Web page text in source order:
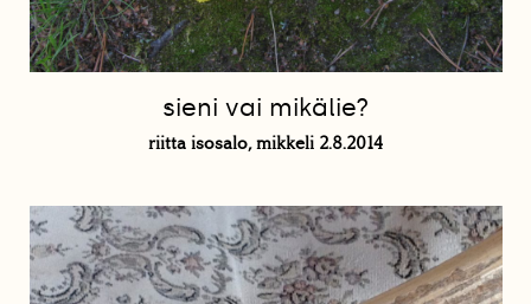
sieni vai mikälie?
riitta isosalo, mikkeli 2.8.2014